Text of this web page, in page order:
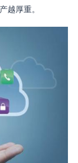
越厚重。